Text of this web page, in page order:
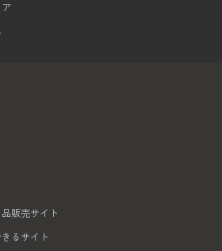
販売サイト
るサイト